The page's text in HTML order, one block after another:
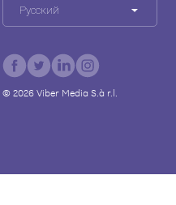
Русский
© 2026Viber Media S.à r.l.